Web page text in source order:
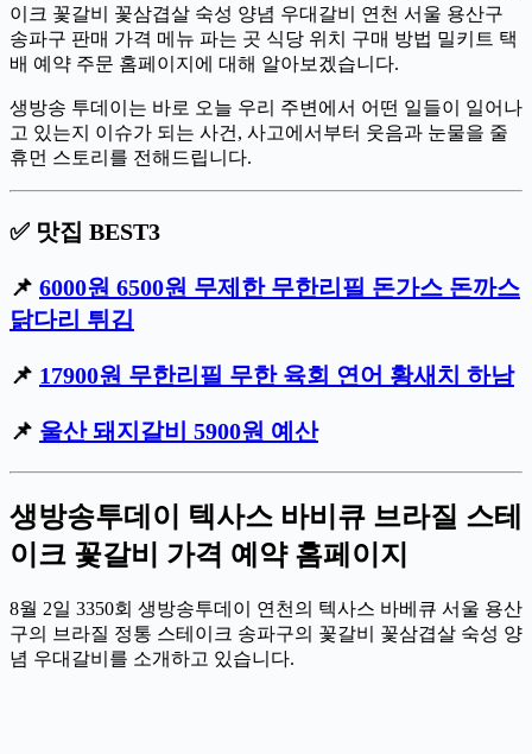
이크 꽃갈비 꽃삼겹살 숙성 양념 우대갈비 연천 서울 용산구
송파구 판매 가격 메뉴 파는 곳 식당 위치 구매 방법 밀키트 택
배 예약 주문 홈페이지에 대해 알아보겠습니다.
생방송 투데이는 바로 오늘 우리 주변에서 어떤 일들이 일어나
고 있는지 이슈가 되는 사건, 사고에서부터 웃음과 눈물을 줄
휴먼 스토리를 전해드립니다.
✅ 맛집 BEST3
📌 6000원 6500원 무제한 무한리필 돈가스 돈까스
닭다리 튀김
📌 17900원 무한리필 무한 육회 연어 황새치 하남
📌 울산 돼지갈비 5900원 예산
생방송투데이 텍사스 바비큐 브라질 스테
이크 꽃갈비 가격 예약 홈페이지
8월 2일 3350회 생방송투데이 연천의 텍사스 바베큐 서울 용산
구의 브라질 정통 스테이크 송파구의 꽃갈비 꽃삼겹살 숙성 양
념 우대갈비를 소개하고 있습니다.